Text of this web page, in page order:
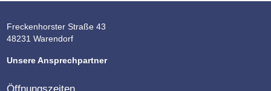
Freckenhorster Straße 43
48231 Warendorf
Unsere Ansprechpartner